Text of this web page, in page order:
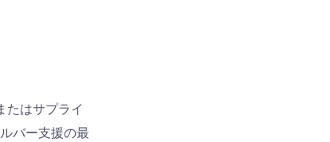
たはサプライ
バー支援の最